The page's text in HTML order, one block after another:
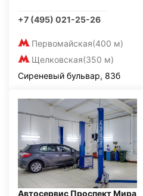
+7 (495) 021-25-26
Первомайская(400 м)
Щелковская(350 м)
Сиреневый бульвар, 83б
Автосервис Проспект Мира